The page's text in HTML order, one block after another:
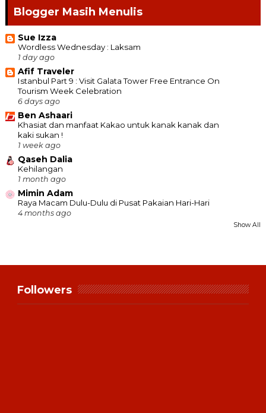
Blogger Masih Menulis
Sue Izza
Wordless Wednesday : Laksam
1 day ago
Afif Traveler
Istanbul Part 9 : Visit Galata Tower Free Entrance On
Tourism Week Celebration
6 days ago
Ben Ashaari
Khasiat dan manfaat Kakao untuk kanak kanak dan
kaki sukan !
1 week ago
Qaseh Dalia
Kehilangan
1 month ago
Mimin Adam
Raya Macam Dulu-Dulu di Pusat Pakaian Hari-Hari
4 months ago
Show All
Followers